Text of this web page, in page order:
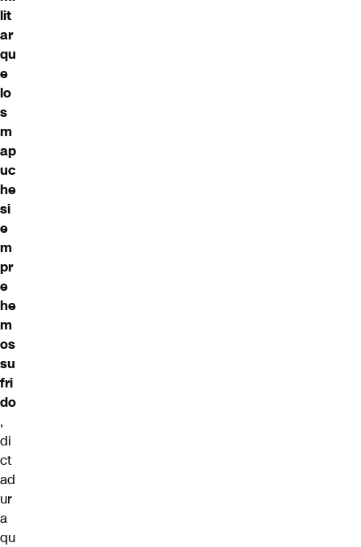
lit
ar
qu
e
lo
s
m
ap
uc
he
si
e
m
pr
e
he
m
os
su
fri
do
,
di
ct
ad
ur
a
qu